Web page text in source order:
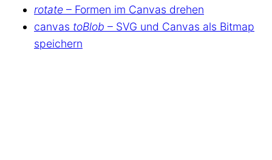
rotate – Formen im Canvas drehen
canvas toBlob – SVG und Canvas als Bitmap
speichern